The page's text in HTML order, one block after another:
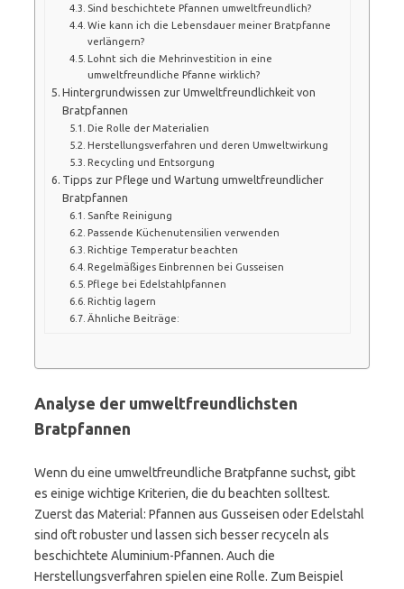
Sind beschichtete Pfannen umweltfreundlich?
Wie kann ich die Lebensdauer meiner Bratpfanne
verlängern?
Lohnt sich die Mehrinvestition in eine
umweltfreundliche Pfanne wirklich?
Hintergrundwissen zur Umweltfreundlichkeit von
Bratpfannen
Die Rolle der Materialien
Herstellungsverfahren und deren Umweltwirkung
Recycling und Entsorgung
Tipps zur Pflege und Wartung umweltfreundlicher
Bratpfannen
Sanfte Reinigung
Passende Küchenutensilien verwenden
Richtige Temperatur beachten
Regelmäßiges Einbrennen bei Gusseisen
Pflege bei Edelstahlpfannen
Richtig lagern
Ähnliche Beiträge:
Analyse der umweltfreundlichsten
Bratpfannen
Wenn du eine umweltfreundliche Bratpfanne suchst, gibt
es einige wichtige Kriterien, die du beachten solltest.
Zuerst das Material: Pfannen aus Gusseisen oder Edelstahl
sind oft robuster und lassen sich besser recyceln als
beschichtete Aluminium-Pfannen. Auch die
Herstellungsverfahren spielen eine Rolle. Zum Beispiel